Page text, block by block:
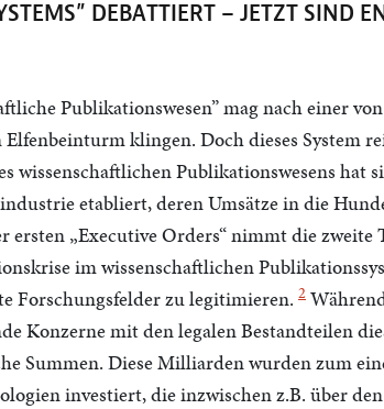
DEBATTIERT – JETZT SIND
Publikationswesen” mag nach einer
Elfenbeinturm klingen. Doch dieses System
wissenschaftlichen Publikationswesens hat
etabliert, deren Umsätze in die
ersten „Executive Orders“ nimmt die
im wissenschaftlichen
Forschungsfelder zu legitimieren. 2
Konzerne mit den legalen Bestandteilen
Summen. Diese Milliarden wurden zum
investiert, die inzwischen z.B. über